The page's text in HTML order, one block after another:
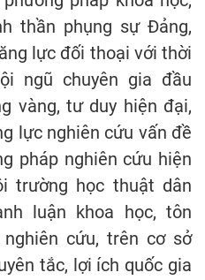
thần phụng sự Đảng,
lực đối thoại với thời
ngũ chuyên gia đầu
vàng, tư duy hiện đại,
lực nghiên cứu vấn đề
pháp nghiên cứu hiện
trường học thuật dân
luận khoa học, tôn
cứu, trên cơ sở
tắc, lợi ích quốc gia